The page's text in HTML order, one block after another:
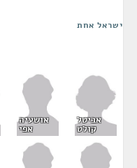
ישראל אחת
אביטל
קולט
אושעיה
אפי